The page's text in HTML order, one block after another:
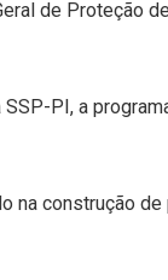
de Proteção
PI, a
na construção